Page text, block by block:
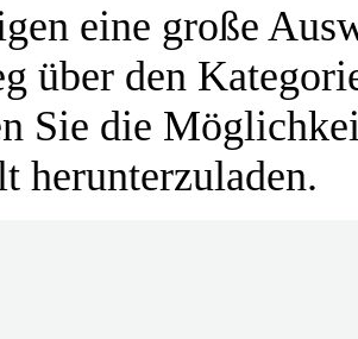
eine große
über den
Sie die
herunterzuladen.